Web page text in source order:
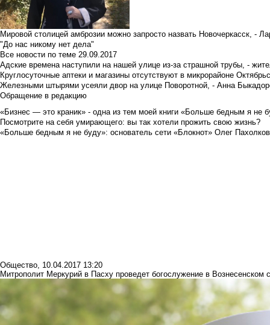
Мировой столицей амброзии можно запросто назвать Новочеркасск, -
"До нас никому нет дела"
Все новости по теме 29.09.2017
Адские времена наступили на нашей улице из-за страшной трубы, -
Круглосуточные аптеки и магазины отсутствуют в микрорайоне
Железными штырями усеяли двор на улице Поворотной, - Анна
Обращение в редакцию
«Бизнес — это краник» - одна из тем моей книги «Больше бедным я не
Посмотрите на себя умирающего: вы так хотели прожить свою жизнь?
«Больше бедным я не буду»: основатель сети «Блокнот» Олег Пахолков
Общество, 10.04.2017 13:20
Митрополит Меркурий в Пасху проведет богослужение в Вознесенском